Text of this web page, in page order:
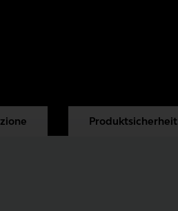
Produktsicherheit